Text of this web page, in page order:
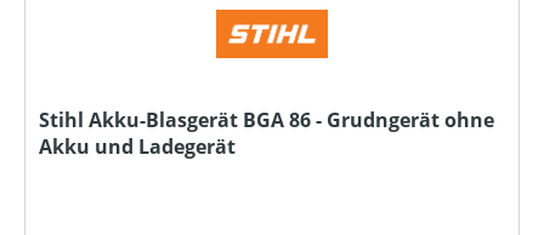
Stihl Akku-Blasgerät BGA 86 - Grudngerät ohne
Akku und Ladegerät